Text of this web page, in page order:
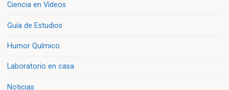
Ciencia en Vídeos
Guía de Estudios
Humor Químico
Laboratorio en casa
Noticias